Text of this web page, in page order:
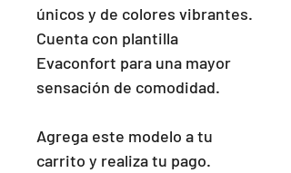
únicos y de colores vibrantes.
Cuenta con plantilla
Evaconfort para una mayor
sensación de comodidad.
Agrega este modelo a tu
carrito y realiza tu pago.